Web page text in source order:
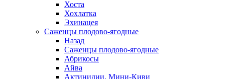
Хоста
Хохлатка
Эхинацея
Саженцы плодово-ягодные
Назад
Саженцы плодово-ягодные
Абрикосы
Айва
Актинидии, Мини-Киви